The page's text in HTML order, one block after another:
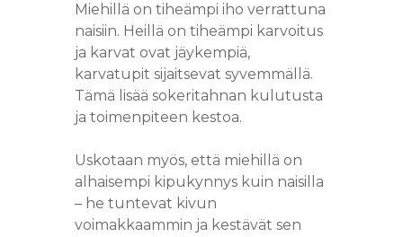
Miehillä on tiheämpi iho verrattuna
naisiin. Heillä on tiheämpi karvoitus
ja karvat ovat jäykempiä,
karvatupit sijaitsevat syvemmällä.
Tämä lisää sokeritahnan kulutusta
ja toimenpiteen kestoa.
Uskotaan myös, että miehillä on
alhaisempi kipukynnys kuin naisilla
– he tuntevat kivun
voimakkaammin ja kestävät sen